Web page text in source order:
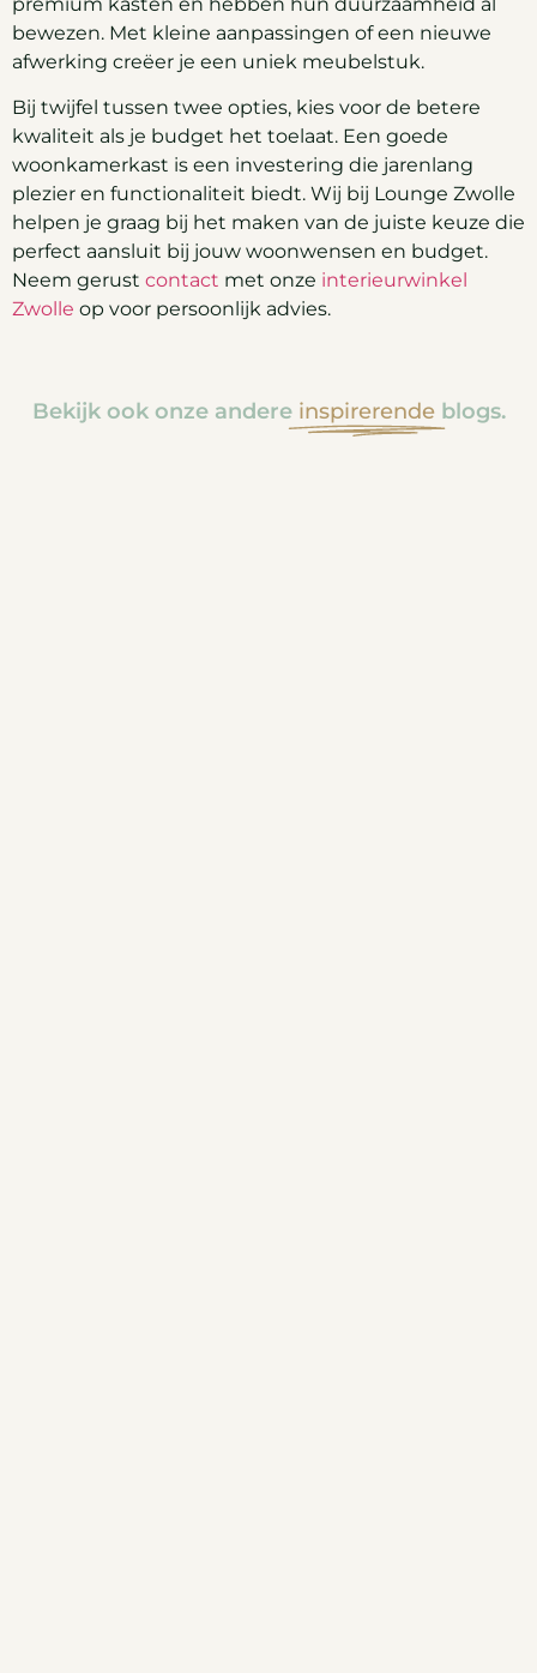
bewezen. Met kleine aanpassingen of een nieuwe
afwerking creëer je een uniek meubelstuk.
Bij twijfel tussen twee opties, kies voor de betere
kwaliteit als je budget het toelaat. Een goede
woonkamerkast is een investering die jarenlang
plezier en functionaliteit biedt. Wij bij Lounge Zwolle
helpen je graag bij het maken van de juiste keuze die
perfect aansluit bij jouw woonwensen en budget.
Neem gerust contact met onze interieurwinkel
Zwolle op voor persoonlijk advies.
Bekijk ook onze andere inspirerende blogs.